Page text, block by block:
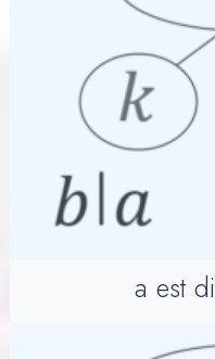
a est